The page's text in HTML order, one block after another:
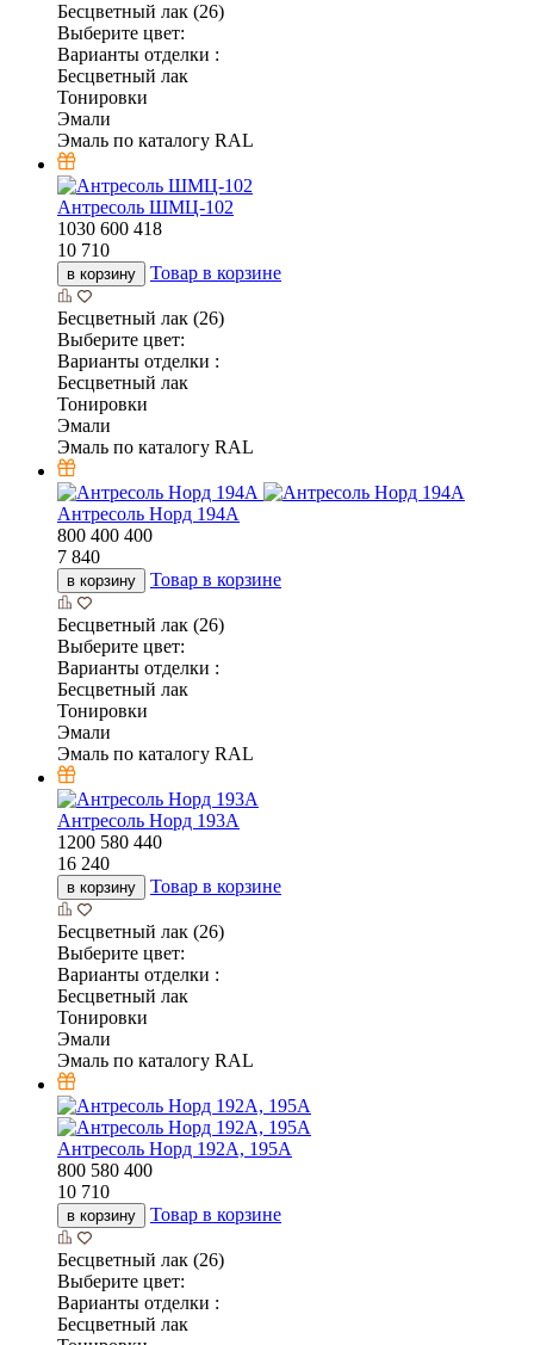
Бесцветный лак (26)
Выберите цвет:
Варианты отделки :
Бесцветный лак
Тонировки
Эмали
Эмаль по каталогу RAL
Антресоль ШМЦ-102
1030 600 418
10 710
в корзину Товар в корзине
Бесцветный лак (26)
Выберите цвет:
Варианты отделки :
Бесцветный лак
Тонировки
Эмали
Эмаль по каталогу RAL
Антресоль Норд 194А
800 400 400
7 840
в корзину Товар в корзине
Бесцветный лак (26)
Выберите цвет:
Варианты отделки :
Бесцветный лак
Тонировки
Эмали
Эмаль по каталогу RAL
Антресоль Норд 193А
1200 580 440
16 240
в корзину Товар в корзине
Бесцветный лак (26)
Выберите цвет:
Варианты отделки :
Бесцветный лак
Тонировки
Эмали
Эмаль по каталогу RAL
Антресоль Норд 192А, 195А
800 580 400
10 710
в корзину Товар в корзине
Бесцветный лак (26)
Выберите цвет:
Варианты отделки :
Бесцветный лак